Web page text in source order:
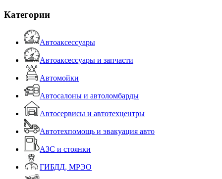
Категории
Автоаксессуары
Автоаксессуары и запчасти
Автомойки
Автосалоны и автоломбарды
Автосервисы и автотехцентры
Автотехпомощь и эвакуация авто
АЗС и стоянки
ГИБДД, МРЭО